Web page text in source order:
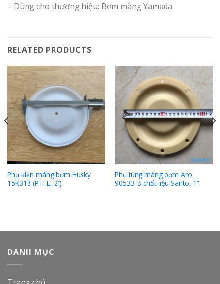
– Dùng cho thương hiệu: Bơm màng Yamada
RELATED PRODUCTS
Phụ kiện màng bơm Husky
15K313 (PTFE, 2’’)
Phụ tùng màng bơm Aro
90533-B chất liệu Santo, 1”
DANH MỤC
Trang chủ